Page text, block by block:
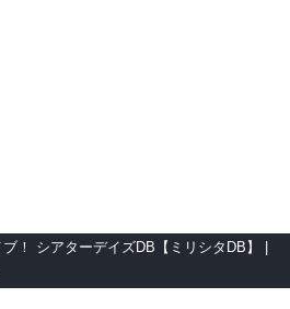
！ シアターデイズDB【ミリシタDB】